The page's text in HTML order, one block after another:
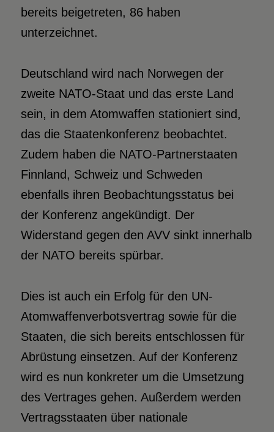
bereits beigetreten, 86 haben
unterzeichnet.
Deutschland wird nach Norwegen der
zweite NATO-Staat und das erste Land
sein, in dem Atomwaffen stationiert sind,
das die Staatenkonferenz beobachtet.
Zudem haben die NATO-Partnerstaaten
Finnland, Schweiz und Schweden
ebenfalls ihren Beobachtungsstatus bei
der Konferenz angekündigt. Der
Widerstand gegen den AVV sinkt innerhalb
der NATO bereits spürbar.
Dies ist auch ein Erfolg für den UN-
Atomwaffenverbotsvertrag sowie für die
Staaten, die sich bereits entschlossen für
Abrüstung einsetzen. Auf der Konferenz
wird es nun konkreter um die Umsetzung
des Vertrages gehen. Außerdem werden
Vertragsstaaten über nationale